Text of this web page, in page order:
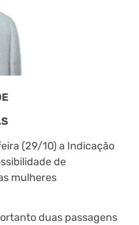
(29/10) a Indicação
de
mulheres
duas passagens